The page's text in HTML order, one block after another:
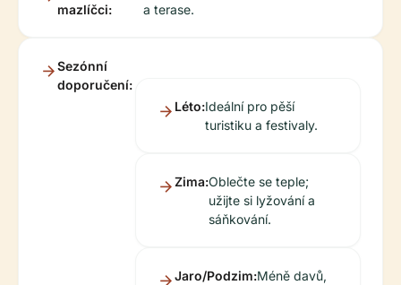
mazlíčci:
a terase.
Sezónní
doporučení:
Léto:Ideální pro pěší
turistiku a festivaly.
Zima:Oblečte se teple;
užijte si lyžování a
sáňkování.
Jaro/Podzim:Méně davů,